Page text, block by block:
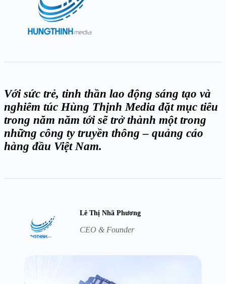
Với sức trẻ, tinh thần lao động sáng tạo và
nghiêm túc Hùng Thịnh Media đặt mục tiêu
trong năm năm tới sẽ trở thành một trong
những công ty truyền thông – quảng cáo
hàng đầu Việt Nam.
Lê Thị Nhã Phương
CEO & Founder